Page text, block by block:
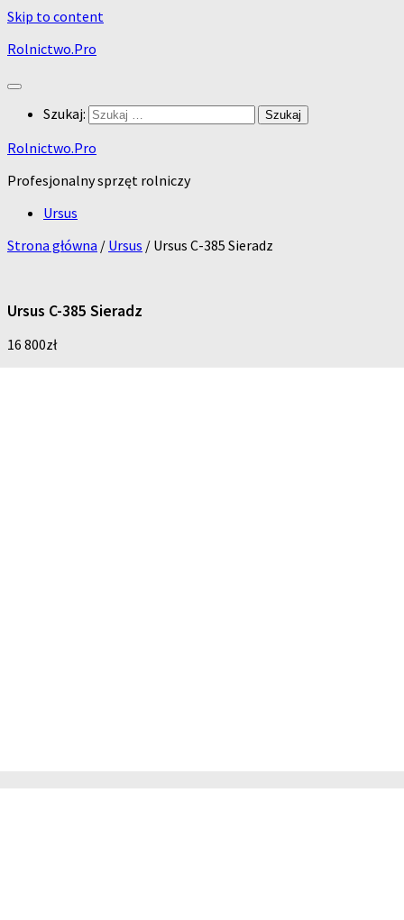
Skip to content
Rolnictwo.Pro
Szukaj:
Rolnictwo.Pro
Profesjonalny sprzęt rolniczy
Ursus
Strona główna / Ursus / Ursus C-385 Sieradz
Ursus C-385 Sieradz
16 800zł